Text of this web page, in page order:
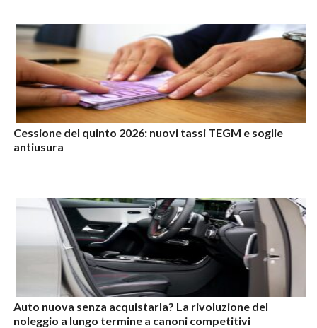
Cessione del quinto 2026: nuovi tassi TEGM e soglie
antiusura
Auto nuova senza acquistarla? La rivoluzione del
noleggio a lungo termine a canoni competitivi